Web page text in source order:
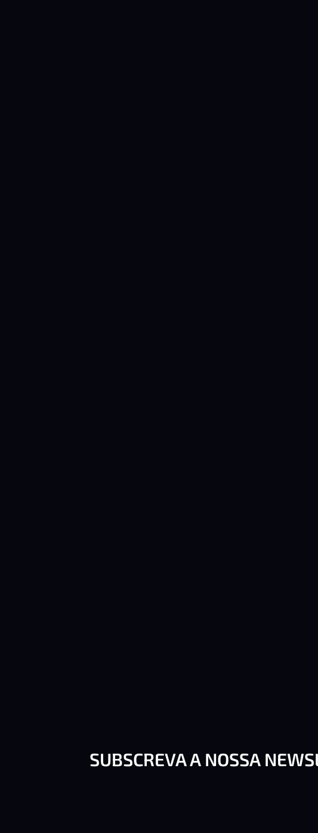
SUBSCREVA A NOSSA